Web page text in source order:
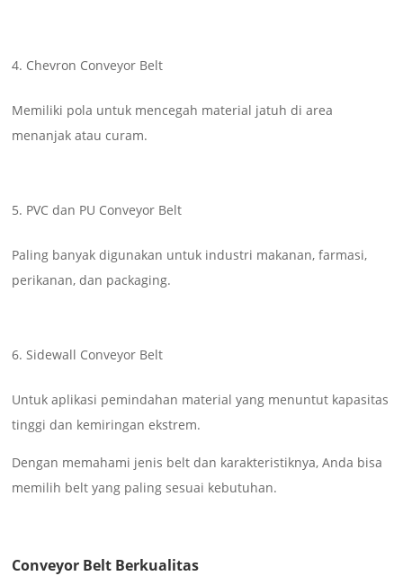
Chevron Conveyor Belt
Memiliki pola untuk mencegah material jatuh di area
menanjak atau curam.
PVC dan PU Conveyor Belt
Paling banyak digunakan untuk industri makanan, farmasi,
perikanan, dan packaging.
Sidewall Conveyor Belt
Untuk aplikasi pemindahan material yang menuntut kapasitas
tinggi dan kemiringan ekstrem.
Dengan memahami jenis belt dan karakteristiknya, Anda bisa
memilih belt yang paling sesuai kebutuhan.
Conveyor Belt Berkualitas